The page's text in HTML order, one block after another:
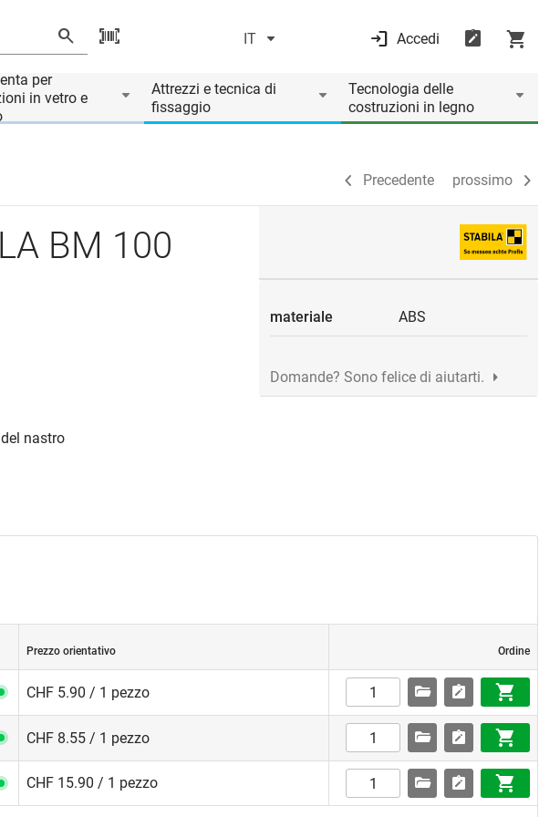
IT Accedi
per
in vetro e
Attrezzi e tecnica di
fissaggio
Tecnologia delle
costruzioni in legno
Precedente prossimo
Precedente prossimo
BM 100
nastro
materiale ABS
Domande? Sono felice di aiutarti.
Prezzo orientativo Ordine
CHF 5.90 / 1 pezzo
CHF 8.55 / 1 pezzo
CHF 15.90 / 1 pezzo